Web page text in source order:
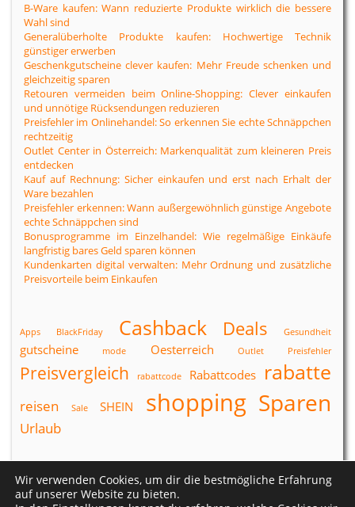
B-Ware kaufen: Wann reduzierte Produkte wirklich die bessere
Wahl sind
Generalüberholte Produkte kaufen: Hochwertige Technik
günstiger erwerben
Geschenkgutscheine clever kaufen: Mehr Freude schenken und
gleichzeitig sparen
Retouren vermeiden beim Online-Shopping: Clever einkaufen
und unnötige Rücksendungen reduzieren
Preisfehler im Onlinehandel: So erkennen Sie echte Schnäppchen
rechtzeitig
Outlet Center in Österreich: Markenqualität zum kleineren Preis
entdecken
Kauf auf Rechnung: Sicher einkaufen und erst nach Erhalt der
Ware bezahlen
Preisfehler erkennen: Wann außergewöhnlich günstige Angebote
echte Schnäppchen sind
Bonusprogramme im Einzelhandel: Wie regelmäßige Einkäufe
langfristig bares Geld sparen können
Kundenkarten digital verwalten: Mehr Ordnung und zusätzliche
Preisvorteile beim Einkaufen
Apps BlackFriday Cashback Deals Gesundheit
gutscheine mode Oesterreich Outlet Preisfehler
Preisvergleich rabattcode Rabattcodes rabatte
reisen Sale SHEIN shopping Sparen
Urlaub
Datenschutzerklärung |Impressum
Wir verwenden Cookies, um dir die bestmögliche Erfahrung
auf unserer Website zu bieten.